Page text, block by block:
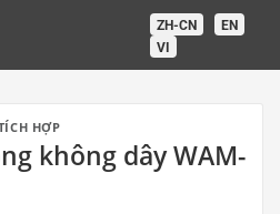
ZH-CN
EN
VI
HỢP
không dây WAM-